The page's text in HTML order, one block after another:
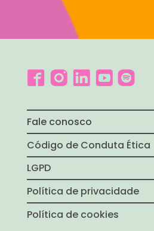
Fale conosco
Código de Conduta Ética
LGPD
Política de privacidade
Política de cookies